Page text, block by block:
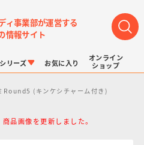
ィ事業部が運営する
情報サイト
シリーズ お気に入り
オンライン
ショップ
Round5 (キンケシチャーム付き)
品画像を更新しました。